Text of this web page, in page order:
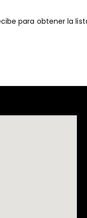
para obtener la